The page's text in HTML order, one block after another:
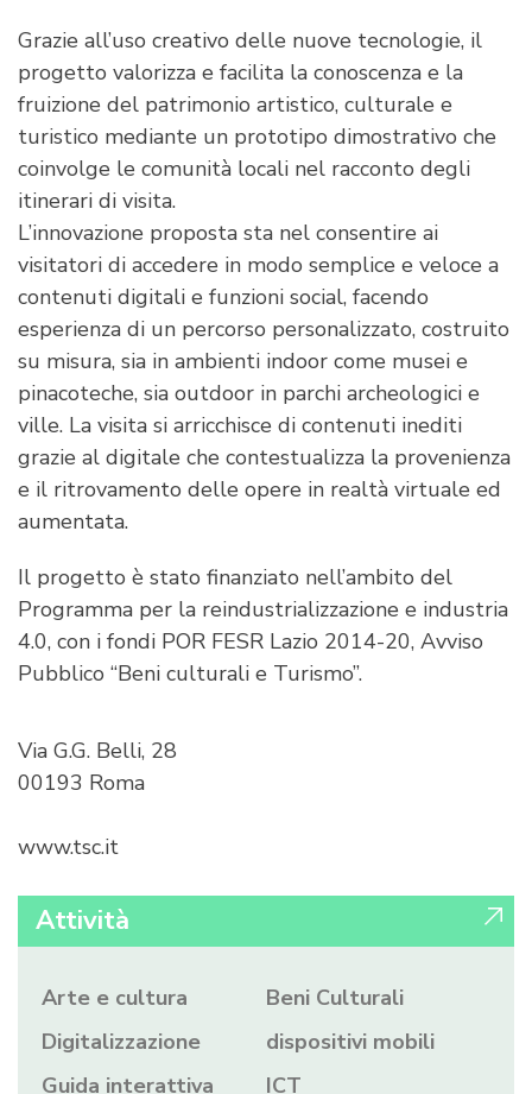
Grazie all’uso creativo delle nuove tecnologie, il
progetto valorizza e facilita la conoscenza e la
fruizione del patrimonio artistico, culturale e
turistico mediante un prototipo dimostrativo che
coinvolge le comunità locali nel racconto degli
itinerari di visita.
L’innovazione proposta sta nel consentire ai
visitatori di accedere in modo semplice e veloce a
contenuti digitali e funzioni social, facendo
esperienza di un percorso personalizzato, costruito
su misura, sia in ambienti indoor come musei e
pinacoteche, sia outdoor in parchi archeologici e
ville. La visita si arricchisce di contenuti inediti
grazie al digitale che contestualizza la provenienza
e il ritrovamento delle opere in realtà virtuale ed
aumentata.
Il progetto è stato finanziato nell’ambito del
Programma per la reindustrializzazione e industria
4.0, con i fondi POR FESR Lazio 2014-20, Avviso
Pubblico “Beni culturali e Turismo”.
Via G.G. Belli, 28
00193 Roma
www.tsc.it
Attività
Arte e cultura
Beni Culturali
Digitalizzazione
dispositivi mobili
Guida interattiva
ICT